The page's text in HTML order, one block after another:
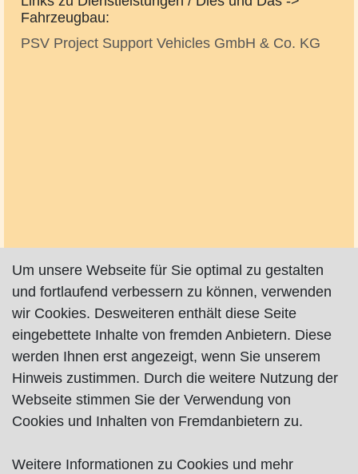
Fahrzeugbau:
PSV Project Support Vehicles GmbH & Co. KG
Um unsere Webseite für Sie optimal zu gestalten
und fortlaufend verbessern zu können, verwenden
wir Cookies. Desweiteren enthält diese Seite
eingebettete Inhalte von fremden Anbietern. Diese
werden Ihnen erst angezeigt, wenn Sie unserem
Hinweis zustimmen. Durch die weitere Nutzung der
Webseite stimmen Sie der Verwendung von
Cookies und Inhalten von Fremdanbietern zu.
Weitere Informationen zu Cookies und mehr